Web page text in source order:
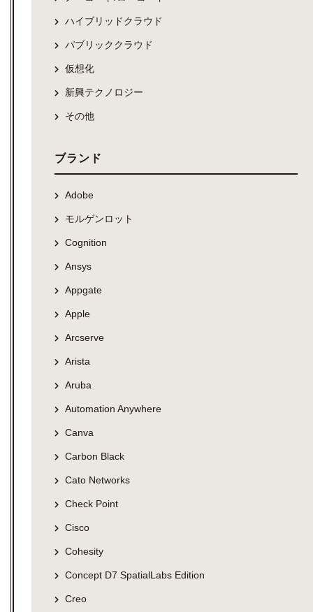
ハイブリッドクラウド
パブリッククラウド
仮想化
新興テクノロジー
その他
ブランド
Adobe
モルゲンロット
Cognition
Ansys
Appgate
Apple
Arcserve
Arista
Aruba
Automation Anywhere
Canva
Carbon Black
Cato Networks
Check Point
Cisco
Cohesity
Concept D7 SpatialLabs Edition
Creo